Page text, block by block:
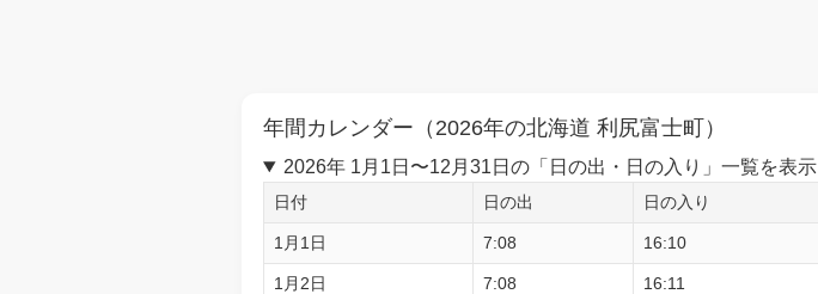
年間カレンダー（2026年の北海道 利尻富士町）
2026年 1月1日〜12月31日の「日の出・日の入り」一覧を表示
日付 日の出 日の入り
1月1日 7:08 16:10
1月2日 7:08 16:11